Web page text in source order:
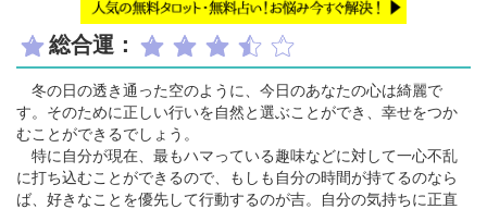
総合運：
冬の日の透き通った空のように、今日のあなたの心は綺麗で
す。そのために正しい行いを自然と選ぶことができ、幸せをつか
むことができるでしょう。
特に自分が現在、最もハマっている趣味などに対して一心不乱
に打ち込むことができるので、もしも自分の時間が持てるのなら
ば、好きなことを優先して行動するのが吉。自分の気持ちに正直